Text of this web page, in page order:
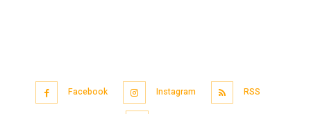
Facebook Instagram RSS